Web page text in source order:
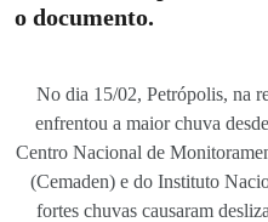
o documento.
No dia 15/02, Petrópolis, na
enfrentou a maior chuva
Centro Nacional de
(Cemaden) e do Instituto
fortes chuvas causaram